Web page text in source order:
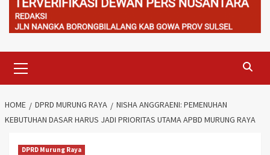
Menu
HOME DPRD MURUNG RAYA
NISHA ANGGRAENI: PEMENUHAN
KEBUTUHAN DASAR HARUS JADI PRIORITAS UTAMA APBD MURUNG RAYA
DPRD Murung Raya